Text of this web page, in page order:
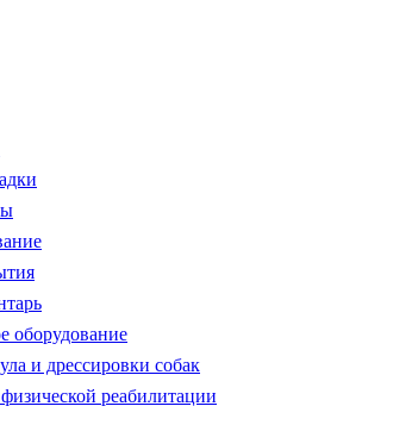
оборудование
и дрессировки собак
реабилитации